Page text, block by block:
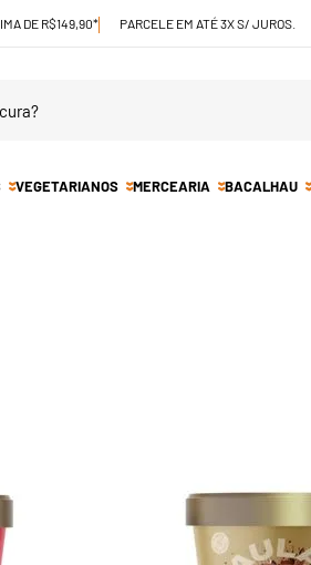
DE R$149,90* PARCELE EM ATÉ 3X S/ JUROS.
VEGETARIANOS MERCEARIA BACALHAU